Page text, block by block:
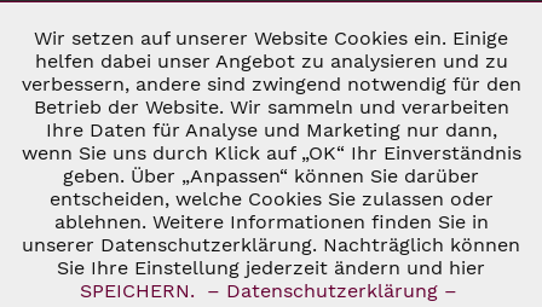
Zahlung & Versand
* ALLE PREISE INKL. GESETZL. UMSATZSTEUER ZZGL.
VERSANDKOSTEN UND GGF. NACHNAHMEGEBÜHREN, WENN NICHT
ANDERS BESCHRIEBEN
© 2026 C&D WEINHANDEL - ALL RIGHTS RESERVED. THEME BY
THEMEWARE®
Notwendig Aktiv
Marketing Inaktiv
Tracking Inaktiv
Personalisierung Inaktiv
Wir setzen auf unserer Website Cookies ein. Einige
helfen dabei unser Angebot zu analysieren und zu
verbessern, andere sind zwingend notwendig für den
Betrieb der Website. Wir sammeln und verarbeiten
Ihre Daten für Analyse und Marketing nur dann,
wenn Sie uns durch Klick auf „OK“ Ihr Einverständnis
geben. Über „Anpassen“ können Sie darüber
entscheiden, welche Cookies Sie zulassen oder
ablehnen. Weitere Informationen finden Sie in
unserer Datenschutzerklärung. Nachträglich können
Sie Ihre Einstellung jederzeit ändern und hier
SPEICHERN.
– Datenschutzerklärung –